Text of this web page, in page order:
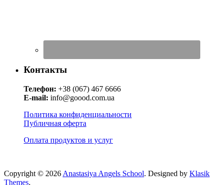
Контакты
Телефон: +38 (067) 467 6666
E-mail: info@goood.com.ua
Политика конфиденциальности
Публичная оферта
Оплата продуктов и услуг
Copyright © 2026 Anastasiya Angels School. Designed by Klasik
Themes.